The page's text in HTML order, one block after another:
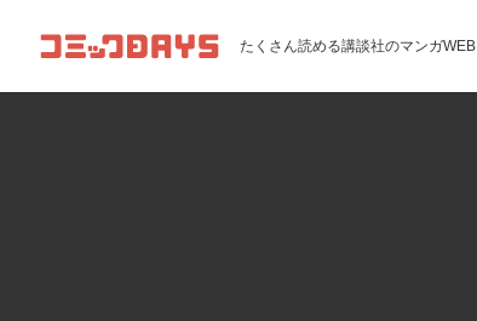
コミックDAYS たくさん読める講談社のマンガWEB